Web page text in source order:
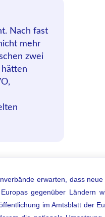
Nach fast
mehr
zwei
erwarten, dass
gegenüber Ländern
im Amtsblatt der